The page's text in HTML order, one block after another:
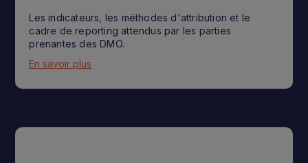
Les indicateurs, les méthodes d'attribution et le
cadre de reporting attendus par les parties
prenantes des DMO.
En savoir plus